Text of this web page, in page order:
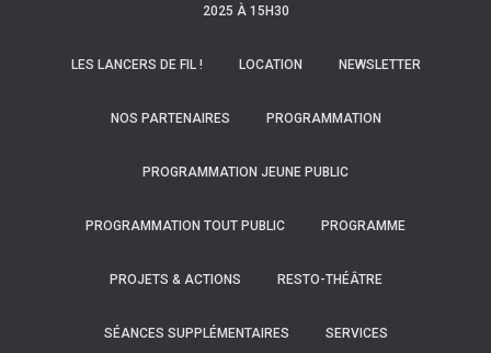
2025 À 15H30
LES LANCERS DE FIL ! LOCATION NEWSLETTER
NOS PARTENAIRES PROGRAMMATION
PROGRAMMATION JEUNE PUBLIC
PROGRAMMATION TOUT PUBLIC PROGRAMME
PROJETS & ACTIONS RESTO-THÉÂTRE
SÉANCES SUPPLÉMENTAIRES SERVICES